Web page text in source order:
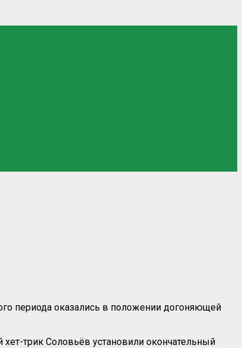
периода оказались в положении догоняющей
трик Соловьёв установили окончательный